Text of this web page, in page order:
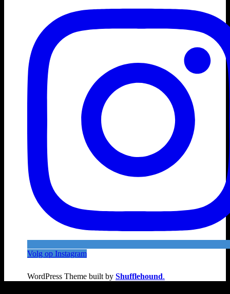
Volg op Instagram
WordPress Theme built by Shufflehound.